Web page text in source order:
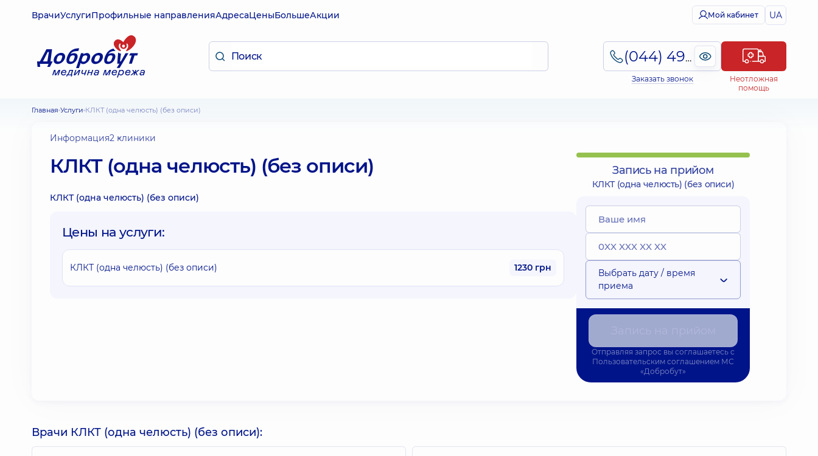
ВрачиУслугиПрофильные направленияАдресаЦеныБольшеАкции Мой кабинет UA
(044) 495-2-888
Заказать звонок
Неотложная
помощь
Главная Услуги КЛКТ (одна челюсть) (без описи)
Информация2 клиники
КЛКТ (одна челюсть) (без описи)
КЛКТ (одна челюсть) (без описи)
Цены на услуги:
КЛКТ (одна челюсть) (без описи) 1230 грн
Запись на прийом
КЛКТ (одна челюсть) (без описи)
Выбрать дату / время
приема
Отправляя запрос вы соглашаетесь с
Пользовательским соглашением МС
«Добробут»
Врачи КЛКТ (одна челюсть) (без описи):